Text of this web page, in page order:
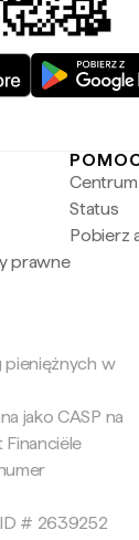
prawne
Status
Pobierz
pieniężnych w
jako CASP na
ID # 2639252